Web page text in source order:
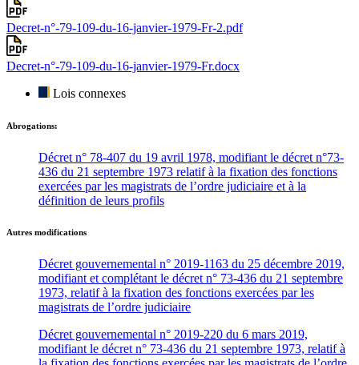
Decret-n°-79-109-du-16-janvier-1979-Fr-2.pdf
Decret-n°-79-109-du-16-janvier-1979-Fr.docx
Lois connexes
Abrogations:
Décret n° 78-407 du 19 avril 1978, modifiant le décret n°73-
436 du 21 septembre 1973 relatif à la fixation des fonctions
exercées par les magistrats de l’ordre judiciaire et à la
définition de leurs profils
Autres modifications
Décret gouvernemental n° 2019-1163 du 25 décembre 2019,
modifiant et complétant le décret n° 73-436 du 21 septembre
1973, relatif à la fixation des fonctions exercées par les
magistrats de l’ordre judiciaire
Décret gouvernemental n° 2019-220 du 6 mars 2019,
modifiant le décret n° 73-436 du 21 septembre 1973, relatif à